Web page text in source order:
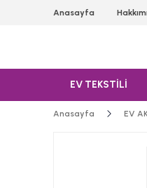
Anasayfa
EV TEKSTİLİ
Anasayfa EV